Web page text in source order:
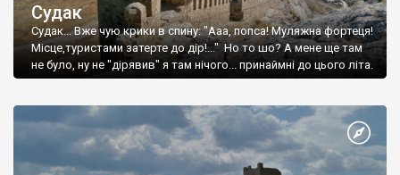
Судак
Судак... Вже чую крики в спину: "Ааа, попса! Муляжна фортеця!
Місце,туристами затерте до дір!..." Но то шо? А мене ще там
не було, ну не "дірявив" я там нічого... принаймні до цього літа.